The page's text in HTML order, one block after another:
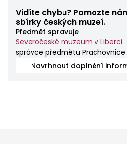
Vidíte chybu? Pomozte
sbírky českých muzeí.
Předmět spravuje
Severočeské muzeum v Liberci
správce předmětu Prachovnice
Navrhnout doplnění